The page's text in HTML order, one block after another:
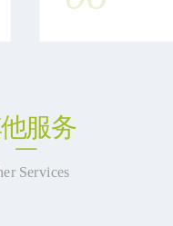
服务
Services